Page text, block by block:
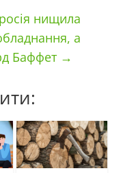
нищила
а
Баффет →